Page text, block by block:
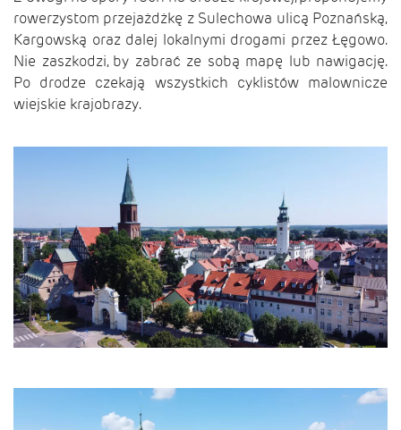
rowerzystom przejażdżkę z Sulechowa ulicą Poznańską,
Kargowską oraz dalej lokalnymi drogami przez Łęgowo.
Nie zaszkodzi, by zabrać ze sobą mapę lub nawigację.
Po drodze czekają wszystkich cyklistów malownicze
wiejskie krajobrazy.